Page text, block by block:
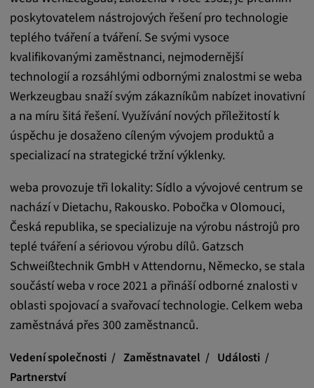
poskytovatelem nástrojových řešení pro technologie
teplého tváření a tváření. Se svými vysoce
kvalifikovanými zaměstnanci, nejmodernější
technologií a rozsáhlými odbornými znalostmi se weba
Werkzeugbau snaží svým zákazníkům nabízet inovativní
a na míru šitá řešení. Využívání nových příležitostí k
úspěchu je dosaženo cíleným vývojem produktů a
specializací na strategické tržní výklenky.
weba provozuje tři lokality: Sídlo a vývojové centrum se
nachází v Dietachu, Rakousko. Pobočka v Olomouci,
Česká republika, se specializuje na výrobu nástrojů pro
teplé tváření a sériovou výrobu dílů. Gatzsch
Schweißtechnik GmbH v Attendornu, Německo, se stala
součástí weba v roce 2021 a přináší odborné znalosti v
oblasti spojovací a svařovací technologie. Celkem weba
zaměstnává přes 300 zaměstnanců.
Vedení společnosti
Zaměstnavatel
Události
Partnerství
Statistiky
Statistiky Soubory cookie shromažďují
anonymní informace o chování uživatelů.
Tyto informace nám pomáhají lépe
porozumět chování uživatelů na našich
webových stránkách.
_pk_id.*, _pk_ses.*
Název:
_pk_id.*, _pk_ses.*
Poskytovatel:
Google LLC
Účel:
Tyto soubory cookie se používají k
zaznamenávání chování návštěvníků
Trvání cookies: